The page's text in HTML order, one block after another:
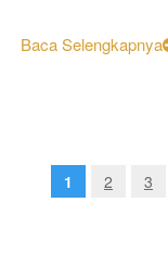
Baca Selengkapnya
1 2 3